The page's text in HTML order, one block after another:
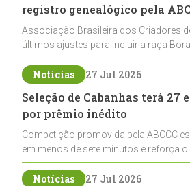
registro genealógico pela
Associação Brasileira dos Criadores
últimos ajustes para incluir a raça
de registros, abrindo caminho para
pecuária nacional
Notícias 27 Jul 2026
Seleção de Cabanhas terá 27
por prêmio inédito
Competição promovida pela ABCCC
em menos de sete minutos e reforça
cabanhas na seleção genética de
ao laço
Notícias 27 Jul 2026